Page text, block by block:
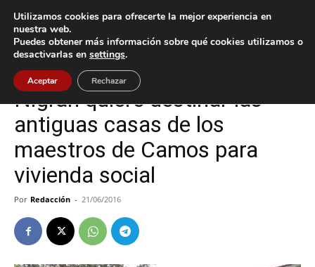
Inicio Nigrán
Nigrán Política
Nigrán quiere destinar las
antiguas casas de los
maestros de Camos para
vivienda social
Por Redacción - 21/06/2016
Utilizamos cookies para ofrecerte la mejor experiencia en
nuestra web.
Puedes obtener más información sobre qué cookies utilizamos o
desactivarlas en settings.
Aceptar Rechazar